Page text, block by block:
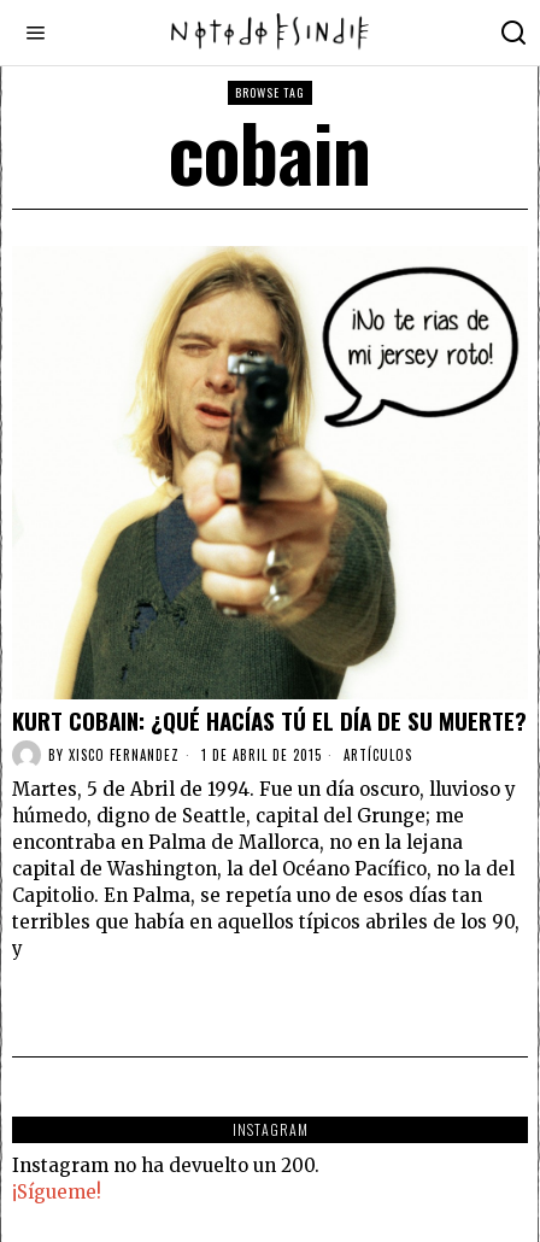
BROWSE TAG
cobain
KURT COBAIN: ¿QUÉ HACÍAS TÚ EL DÍA DE SU MUERTE?
BY XISCO FERNANDEZ 1 DE ABRIL DE 2015 ARTÍCULOS
Martes, 5 de Abril de 1994. Fue un día oscuro, lluvioso y
húmedo, digno de Seattle, capital del Grunge; me
encontraba en Palma de Mallorca, no en la lejana
capital de Washington, la del Océano Pacífico, no la del
Capitolio. En Palma, se repetía uno de esos días tan
terribles que había en aquellos típicos abriles de los 90,
y
INSTAGRAM
Instagram no ha devuelto un 200.
¡Sígueme!